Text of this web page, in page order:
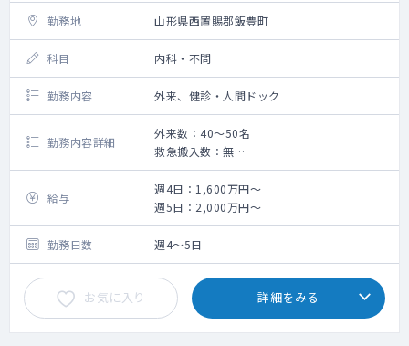
勤務地 山形県西置賜郡飯豊町
科目 内科・不問
勤務内容 外来、健診・人間ドック
勤務内容詳細
外来数：40～50名
救急搬入数：無
手術数：無
・主に外来業務、住民健診、同法人内の施設
への往診、院長業務
・電子カルテあり（BML）
超音波検査（健康診断）は有り。
地域性を考え、将来的にオンライン診療の実
施を見込んでいます。
将来的に訪問診療・医療ＭａａＳの実施を見
込んでいます。
給与
週4日：1,600万円～
週5日：2,000万円～
勤務日数 週4～5日
お気に入り 詳細をみる